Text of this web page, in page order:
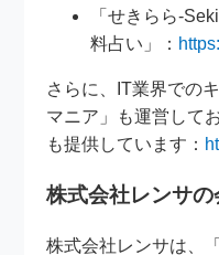
「せきらら-
料占い」：
さらに、IT業界での
マニア」も運営して
も提供しています：
株式会社レンサ
株式会社レンサは、